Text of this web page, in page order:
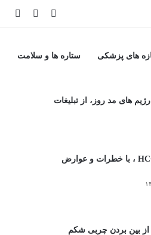
های پزشکی ستاره ها و سلامت
های مد روز، از تبلیغات
رژیم لاغری HCG ، با خطرات و عوارض